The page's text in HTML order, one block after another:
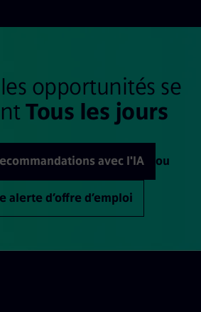
opportunités se
Tous les jours
avec l'IA ou
alerte d’offre d’emploi